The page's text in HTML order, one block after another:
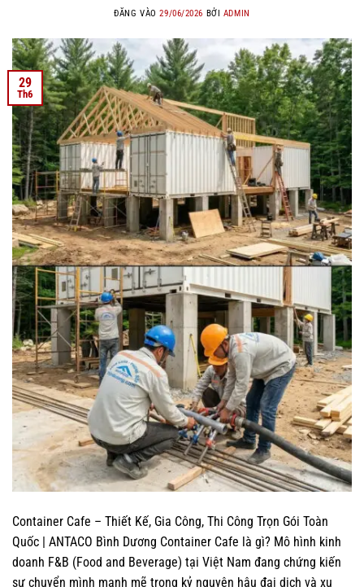
ĐĂNG VÀO29/06/2026 BỞI ADMIN
29
Th6
Container Cafe – Thiết Kế, Gia Công, Thi Công Trọn Gói Toàn
Quốc | ANTACO Bình Dương Container Cafe là gì? Mô hình kinh
doanh F&B (Food and Beverage) tại Việt Nam đang chứng kiến
sự chuyển mình mạnh mẽ trong kỷ nguyên hậu đại dịch và xu